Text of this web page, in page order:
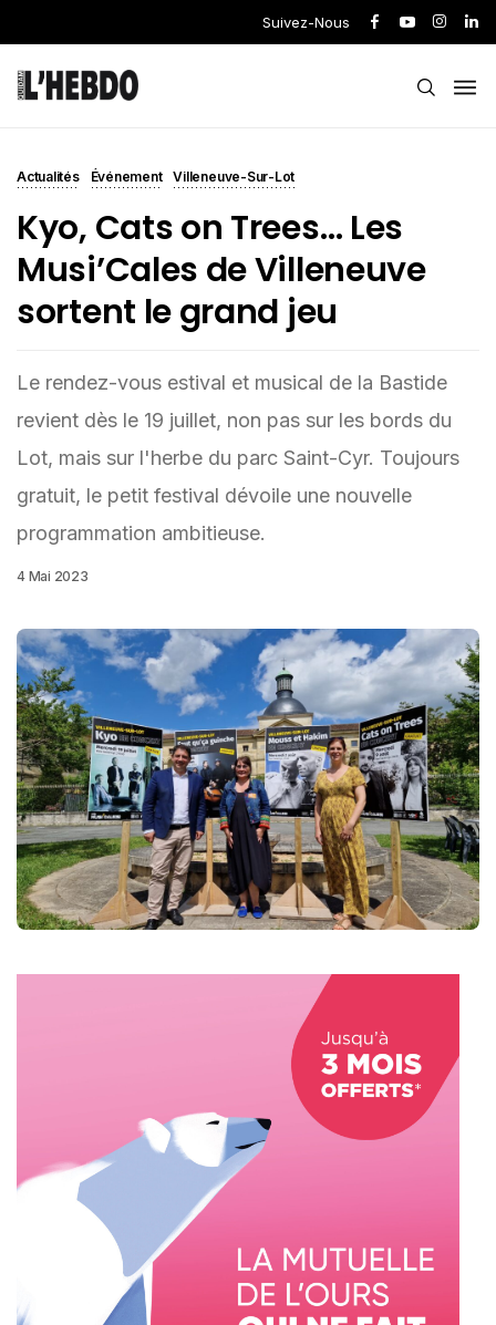
Suivez-Nous
Actualités Événement Villeneuve-Sur-Lot
Kyo, Cats on Trees… Les
Musi’Cales de Villeneuve
sortent le grand jeu
Le rendez-vous estival et musical de la Bastide
revient dès le 19 juillet, non pas sur les bords du
Lot, mais sur l'herbe du parc Saint-Cyr. Toujours
gratuit, le petit festival dévoile une nouvelle
programmation ambitieuse.
4 Mai 2023